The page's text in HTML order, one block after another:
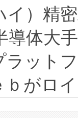
イ）精
導体大
ラット
がロ